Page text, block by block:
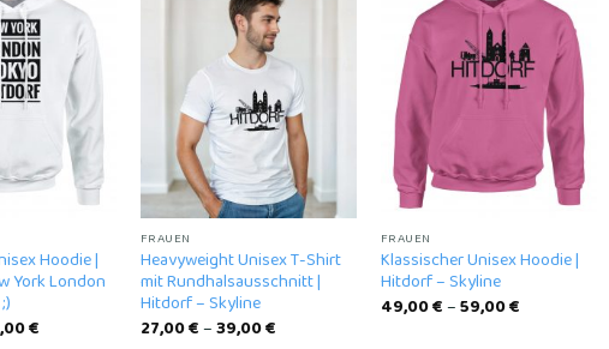
Add to
wishlist
Hoodie |
York London
€
FRAUEN
Heavyweight Unisex T-Shirt
mit Rundhalsausschnitt |
Hitdorf – Skyline
27,00€–39,00€
Add to
wishlist
FRAUEN
Klassischer Unisex Hoodie |
Hitdorf – Skyline
49,00€–59,00€